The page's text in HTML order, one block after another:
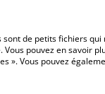
de petits fichiers
pouvez en savoir
». Vous pouvez